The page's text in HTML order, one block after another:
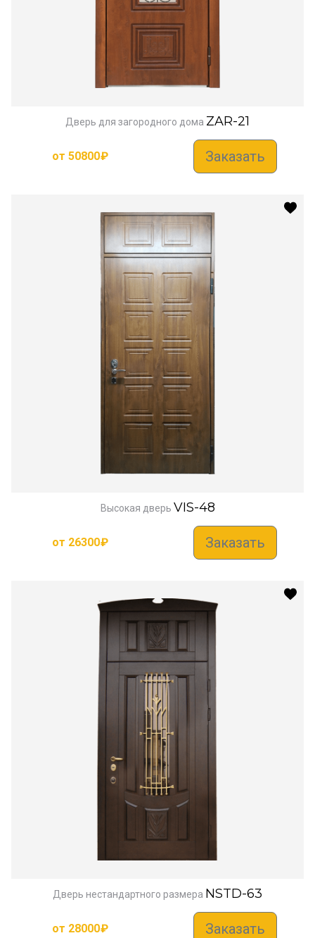
Дверь для загородного дома ZAR-21
от 50800₽ Заказать
Высокая дверь VIS-48
от 26300₽ Заказать
Дверь нестандартного размера NSTD-63
от 28000₽ Заказать